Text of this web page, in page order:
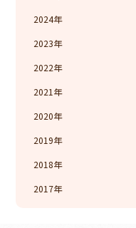
2024
2023
2022
2021
2020
2019
2018
2017